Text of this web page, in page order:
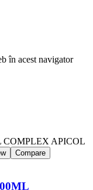
în acest navigator
Compare